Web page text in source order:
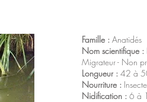
Famille : Anatidés
Nom scientifique :
Migrateur - Non
Longueur : 42 à
Nourriture :
Nidification : 6 à